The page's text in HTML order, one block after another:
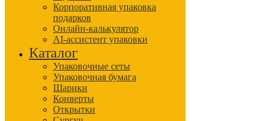
Корпоративная упаковка
подарков
Онлайн-калькулятор
AI-ассистент упаковки
Каталог
Упаковочные сеты
Упаковочная бумага
Шарики
Конверты
Открытки